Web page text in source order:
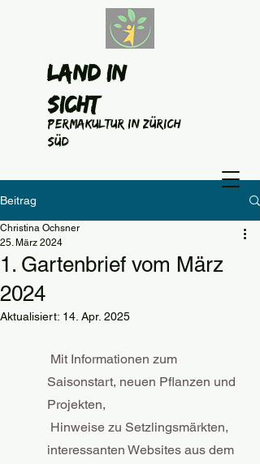
Land in
Sicht
Permakultur in Zürich
Süd
Beitrag
1. Gartenbrief vom März
2024
Christina Ochsner
25. März 2024
Aktualisiert: 14. Apr. 2025
Saisonstart, neuen Pflanzen und
Projekten,
interessanten Websites aus dem